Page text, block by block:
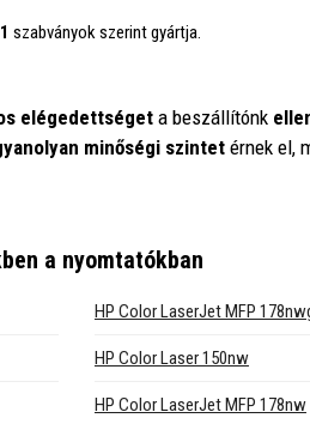
szabványok szerint gyártja.
elégedettségeta beszállítónk
minőségi szintetérnek el,
a nyomtatókban
HP Color LaserJet MFP
HP Color Laser 150nw
HP Color LaserJet MFP 178nw